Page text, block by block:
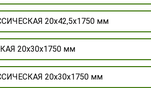
20х42,5х1750 мм
20х30х1750 мм
20х30х1750 мм